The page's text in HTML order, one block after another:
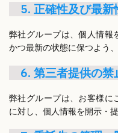
5. 正確性及び最新
弊社グループは、個人情報
かつ最新の状態に保つよう
6. 第三者提供の禁
弊社グループは、お客様に
に対し、個人情報を開示・